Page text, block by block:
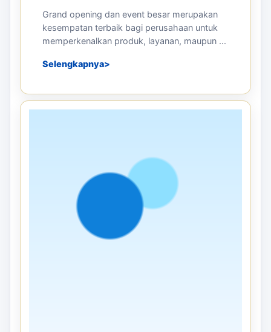
Grand opening dan event besar merupakan
kesempatan terbaik bagi perusahaan untuk
memperkenalkan produk, layanan, maupun ...
Selengkapnya